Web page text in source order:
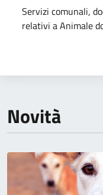
Dettagli
Servizi comunali,
relativi a Animale
Novità